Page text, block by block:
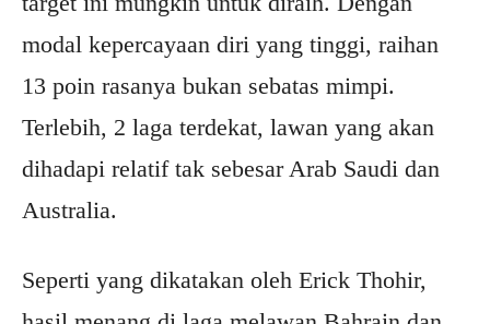
modal kepercayaan diri yang tinggi, raihan
13 poin rasanya bukan sebatas mimpi.
Terlebih, 2 laga terdekat, lawan yang akan
dihadapi relatif tak sebesar Arab Saudi dan
Australia.
Seperti yang dikatakan oleh Erick Thohir,